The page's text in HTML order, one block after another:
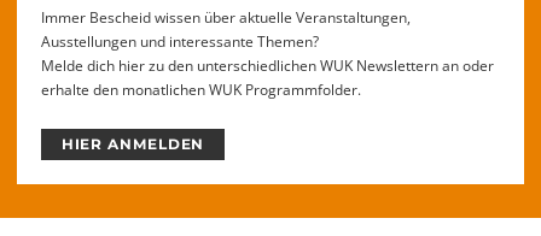
Immer Bescheid wissen über aktuelle Veranstaltungen,
Ausstellungen und interessante Themen?
Melde dich hier zu den unterschiedlichen WUK Newslettern an oder
erhalte den monatlichen WUK Programmfolder.
HIER ANMELDEN